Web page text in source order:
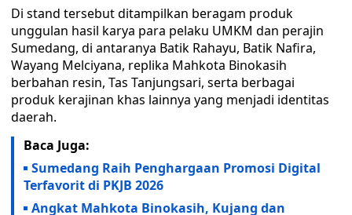
Di stand tersebut ditampilkan beragam produk
unggulan hasil karya para pelaku UMKM dan perajin
Sumedang, di antaranya Batik Rahayu, Batik Nafira,
Wayang Melciyana, replika Mahkota Binokasih
berbahan resin, Tas Tanjungsari, serta berbagai
produk kerajinan khas lainnya yang menjadi identitas
daerah.
Baca Juga:
Sumedang Raih Penghargaan Promosi Digital
Terfavorit di PKJB 2026
Angkat Mahkota Binokasih, Kujang dan